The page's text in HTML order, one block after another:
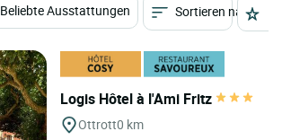
Beliebte Ausstattungen Sortieren nach
Logis Hôtel à l'Ami Fritz
Ottrott0 km